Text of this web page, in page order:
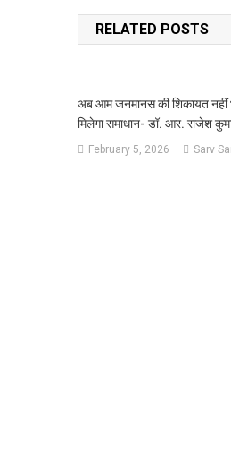
navigation
RELATED POSTS
अब आम जनमानस की शिकायत नहीं
मिलेगा समाधान- डॉ. आर. राजेश
February 5, 2026 Sarv